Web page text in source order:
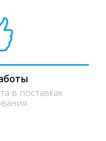
в поставках